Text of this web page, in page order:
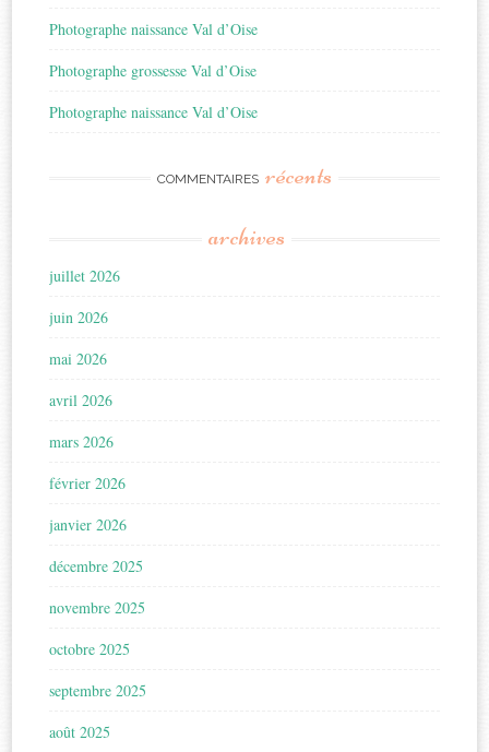
Photographe naissance Val d’Oise
Photographe grossesse Val d’Oise
Photographe naissance Val d’Oise
COMMENTAIRES récents
archives
juillet 2026
juin 2026
mai 2026
avril 2026
mars 2026
février 2026
janvier 2026
décembre 2025
novembre 2025
octobre 2025
septembre 2025
août 2025